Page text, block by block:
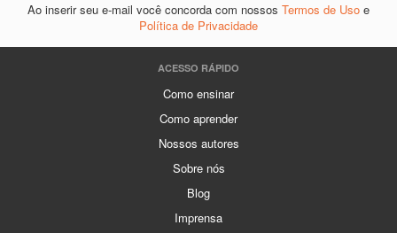
Ao inserir seu e-mail você concorda com nossos Termos de Uso e
Política de Privacidade
ACESSO RÁPIDO
Como ensinar
Como aprender
Nossos autores
Sobre nós
Blog
Imprensa